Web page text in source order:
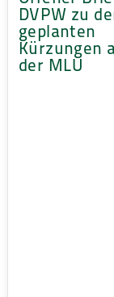
DVPW zu
geplanten
Kürzungen
der MLU